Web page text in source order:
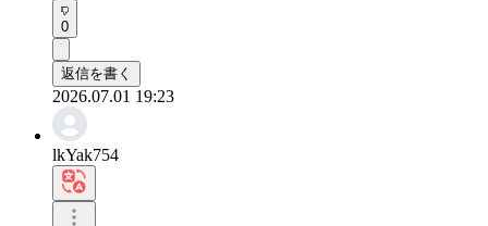
0
返信を書く
2026.07.01 19:23
lkYak754